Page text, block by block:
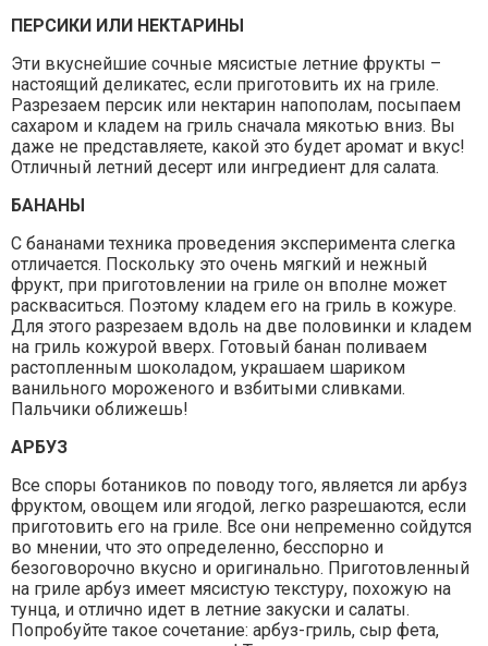
ПЕРСИКИ ИЛИ НЕКТАРИНЫ
Эти вкуснейшие сочные мясистые летние фрукты –
настоящий деликатес, если приготовить их на гриле.
Разрезаем персик или нектарин напополам, посыпаем
сахаром и кладем на гриль сначала мякотью вниз. Вы
даже не представляете, какой это будет аромат и вкус!
Отличный летний десерт или ингредиент для салата.
БАНАНЫ
С бананами техника проведения эксперимента слегка
отличается. Поскольку это очень мягкий и нежный
фрукт, при приготовлении на гриле он вполне может
раскваситься. Поэтому кладем его на гриль в кожуре.
Для этого разрезаем вдоль на две половинки и кладем
на гриль кожурой вверх. Готовый банан поливаем
растопленным шоколадом, украшаем шариком
ванильного мороженого и взбитыми сливками.
Пальчики оближешь!
АРБУЗ
Все споры ботаников по поводу того, является ли арбуз
фруктом, овощем или ягодой, легко разрешаются, если
приготовить его на гриле. Все они непременно сойдутся
во мнении, что это определенно, бесспорно и
безоговорочно вкусно и оригинально. Приготовленный
на гриле арбуз имеет мясистую текстуру, похожую на
тунца, и отлично идет в летние закуски и салаты.
Попробуйте такое сочетание: арбуз-гриль, сыр фета,